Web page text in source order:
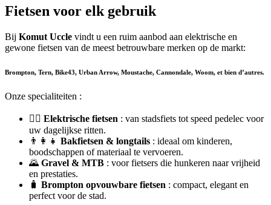
Fietsen voor elk gebruik
Bij Komut Uccle vindt u een ruim aanbod aan elektrische en
gewone fietsen van de meest betrouwbare merken op de markt:
Brompton, Tern, Bike43, Urban Arrow, Moustache, Cannondale, Woom, et bien d’autres.
Onze specialiteiten :
🚴‍♂️ Elektrische fietsen : van stadsfiets tot speed pedelec voor
uw dagelijkse ritten.
👨‍👩‍👧 Bakfietsen & longtails : ideaal om kinderen,
boodschappen of materiaal te vervoeren.
🌄 Gravel & MTB : voor fietsers die hunkeren naar vrijheid
en prestaties.
🧳 Brompton opvouwbare fietsen : compact, elegant en
perfect voor de stad.